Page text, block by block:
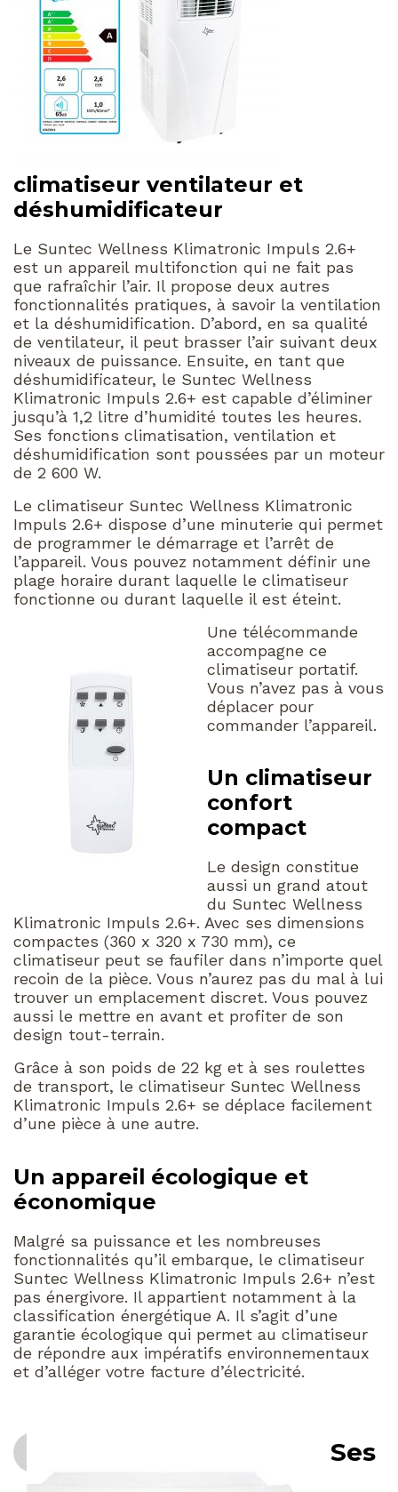
climatiseur ventilateur et
déshumidificateur
Le Suntec Wellness Klimatronic Impuls 2.6+
est un appareil multifonction qui ne fait pas
que rafraîchir l’air. Il propose deux autres
fonctionnalités pratiques, à savoir la ventilation
et la déshumidification. D’abord, en sa qualité
de ventilateur, il peut brasser l’air suivant deux
niveaux de puissance. Ensuite, en tant que
déshumidificateur, le Suntec Wellness
Klimatronic Impuls 2.6+ est capable d’éliminer
jusqu’à 1,2 litre d’humidité toutes les heures.
Ses fonctions climatisation, ventilation et
déshumidification sont poussées par un moteur
de 2 600 W.
Le climatiseur Suntec Wellness Klimatronic
Impuls 2.6+ dispose d’une minuterie qui permet
de programmer le démarrage et l’arrêt de
l’appareil. Vous pouvez notamment définir une
plage horaire durant laquelle le climatiseur
fonctionne ou durant laquelle il est éteint.
Une télécommande
accompagne ce
climatiseur portatif.
Vous n’avez pas à vous
déplacer pour
commander l’appareil.
Un climatiseur
confort
compact
Le design constitue
aussi un grand atout
du Suntec Wellness
Klimatronic Impuls 2.6+. Avec ses dimensions
compactes (360 x 320 x 730 mm), ce
climatiseur peut se faufiler dans n’importe quel
recoin de la pièce. Vous n’aurez pas du mal à lui
trouver un emplacement discret. Vous pouvez
aussi le mettre en avant et profiter de son
design tout-terrain.
Grâce à son poids de 22 kg et à ses roulettes
de transport, le climatiseur Suntec Wellness
Klimatronic Impuls 2.6+ se déplace facilement
d’une pièce à une autre.
Un appareil écologique et
économique
Malgré sa puissance et les nombreuses
fonctionnalités qu’il embarque, le climatiseur
Suntec Wellness Klimatronic Impuls 2.6+ n’est
pas énergivore. Il appartient notamment à la
classification énergétique A. Il s’agit d’une
garantie écologique qui permet au climatiseur
de répondre aux impératifs environnementaux
et d’alléger votre facture d’électricité.
Ses